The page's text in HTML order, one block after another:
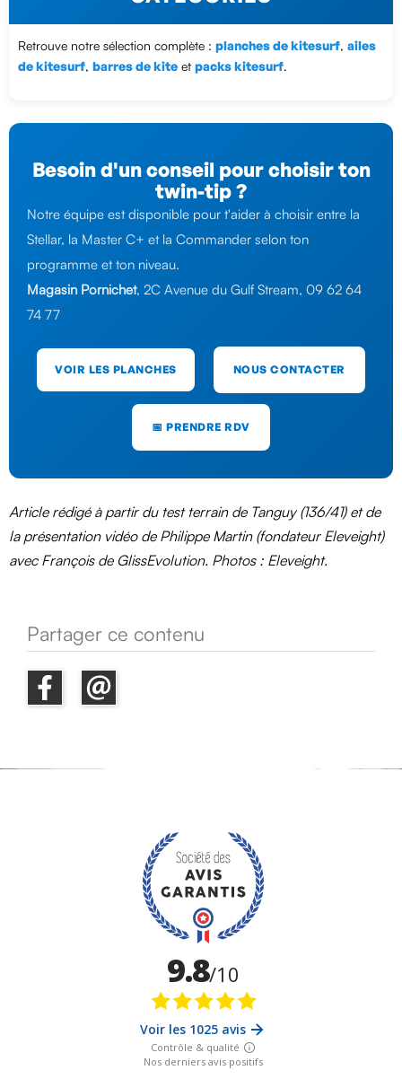
Retrouve notre sélection complète : planches de kitesurf, ailes
de kitesurf, barres de kite et packs kitesurf.
Besoin d'un conseil pour choisir ton
twin-tip ?
Notre équipe est disponible pour t'aider à choisir entre la
Stellar, la Master C+ et la Commander selon ton
programme et ton niveau.
Magasin Pornichet, 2C Avenue du Gulf Stream, 09 62 64
74 77
VOIR LES PLANCHES NOUS CONTACTER
📅 PRENDRE RDV
Article rédigé à partir du test terrain de Tanguy (136/41) et de
la présentation vidéo de Philippe Martin (fondateur Eleveight)
avec François de GlissEvolution. Photos : Eleveight.
Partager ce contenu